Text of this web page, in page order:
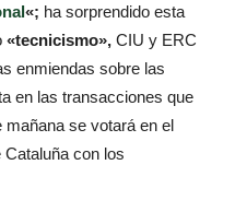
«; ha sorprendido esta
«tecnicismo», CIU y ERC
enmiendas sobre las
en las transacciones que
se votará en el
Cataluña con los